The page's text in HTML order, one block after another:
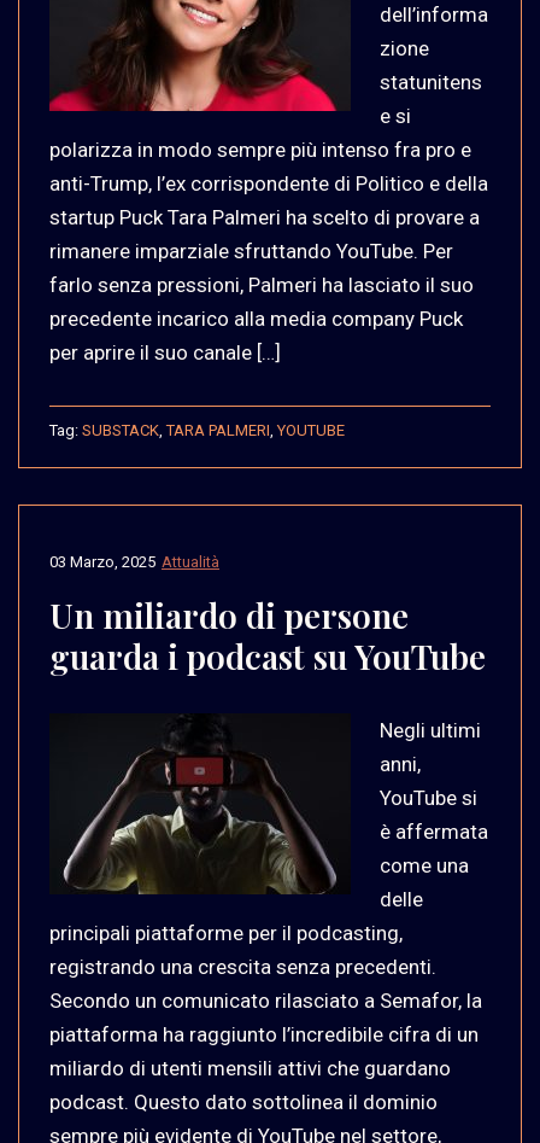
dell’informa
zione
statunitens
e si
polarizza in modo sempre più intenso fra pro e
anti-Trump, l’ex corrispondente di Politico e della
startup Puck Tara Palmeri ha scelto di provare a
rimanere imparziale sfruttando YouTube. Per
farlo senza pressioni, Palmeri ha lasciato il suo
precedente incarico alla media company Puck
per aprire il suo canale […]
Tag: SUBSTACK ,TARA PALMERI ,YOUTUBE
Attualità
03 Marzo, 2025
Un miliardo di persone
guarda i podcast su YouTube
Negli ultimi
anni,
YouTube si
è affermata
come una
delle
principali piattaforme per il podcasting,
registrando una crescita senza precedenti.
Secondo un comunicato rilasciato a Semafor, la
piattaforma ha raggiunto l’incredibile cifra di un
miliardo di utenti mensili attivi che guardano
podcast. Questo dato sottolinea il dominio
sempre più evidente di YouTube nel settore,